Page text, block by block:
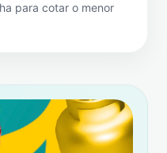
para cotar o menor